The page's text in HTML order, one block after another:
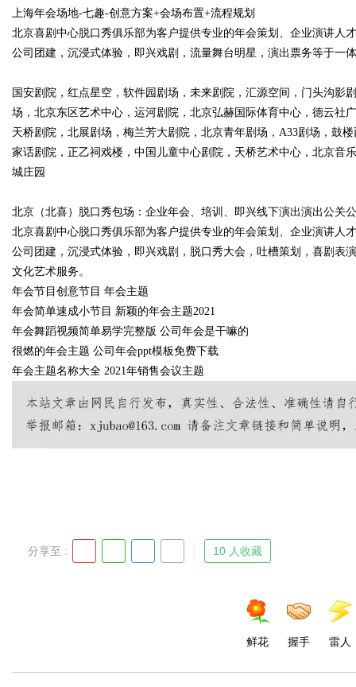
上海年会场地-七趣-创意方案+会场布置+流程规划
北京喜剧中心脱口秀俱乐部为客户提供专业的年会策划、企业演讲人
公司团建，沉浸式体验，即兴戏剧，流量舞台明星，演出票务等于一
国安剧院，红点星空，软件园剧场，未来剧院，汇源空间，门头沟影
场，北京东区艺术中心，运河剧院，北京弘赫国际体育中心，德云社
天桥剧院，北展剧场，梅兰芳大剧院，北京青年剧场，A33剧场，鼓
家话剧院，正乙祠戏楼，中国儿童中心剧院，天桥艺术中心，北京音
城庄园
北京（北喜）脱口秀包场：企业年会、培训、即兴线下演出演出公关
北京喜剧中心脱口秀俱乐部为客户提供专业的年会策划、企业演讲人
公司团建，沉浸式体验，即兴戏剧，脱口秀大会，吐槽策划，喜剧表
文化艺术服务。
年会节目创意节目 年会主题
年会简单速成小节目 新颖的年会主题2021
年会舞蹈视频简单易学完整版 公司年会是干嘛的
很燃的年会主题 公司年会ppt模板免费下载
年会主题名称大全 2021年销售会议主题
分享至 : 10 人收藏
鲜花 握手 雷人